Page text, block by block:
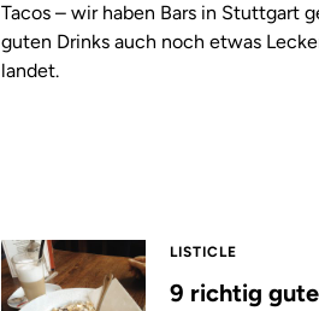
Tacos – wir haben Bars in Stuttgart
guten Drinks auch noch etwas
landet.
LISTICLE
9 richtig